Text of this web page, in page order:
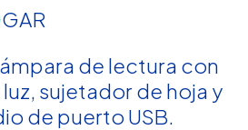
de lectura con
sujetador de hoja y
de puerto USB.